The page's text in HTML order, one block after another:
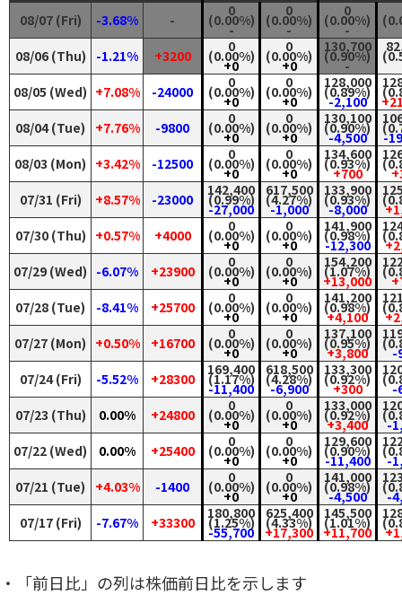
08/07 (Fri) -3.68% -
0
(0.00%)
-
0
(0.00%)
-
0
(0.00%)
-
08/06 (Thu)
-1.21% +3200
0
(0.00%)
+0
0
(0.00%)
+0
130,700
(0.90%)
-
08/05 (Wed) +7.08% -24000
0
(0.00%)
+0
0
(0.00%)
+0
128,000
(0.89%)
-2,100
08/04 (Tue)
+7.76% -9800
0
(0.00%)
+0
0
(0.00%)
+0
130,100
(0.90%)
-4,500
-
08/03 (Mon) +3.42% -12500
0
(0.00%)
+0
0
(0.00%)
+0
134,600
(0.93%)
+700
07/31 (Fri)
+8.57% -23000
142,400
(0.99%)
-27,000
617,500
(4.27%)
-1,000
133,900
(0.93%)
-8,000
07/30 (Thu) +0.57% +4000
0
(0.00%)
+0
0
(0.00%)
+0
141,900
(0.98%)
-12,300
07/29 (Wed) -6.07% +23900
0
(0.00%)
+0
0
(0.00%)
+0
154,200
(1.07%)
+13,000
07/28 (Tue)
-8.41% +25700
0
(0.00%)
+0
0
(0.00%)
+0
141,200
(0.98%)
+4,100
07/27 (Mon) +0.50% +16700
0
(0.00%)
+0
0
(0.00%)
+0
137,100
(0.95%)
+3,800
-
07/24 (Fri)
-5.52% +28300
169,400
(1.17%)
-11,400
618,500
(4.28%)
-6,900
133,300
(0.92%)
+300
-
07/23 (Thu)
0.00% +24800
0
(0.00%)
+0
0
(0.00%)
+0
133,000
(0.92%)
+3,400
-
07/22 (Wed)
0.00% +25400
0
(0.00%)
+0
0
(0.00%)
+0
129,600
(0.90%)
-11,400
-
07/21 (Tue)
+4.03% -1400
0
(0.00%)
+0
0
(0.00%)
+0
141,000
(0.98%)
-4,500
-
07/17 (Fri)
-7.67% +33300
180,800
(1.25%)
-55,700
625,400
(4.33%)
+17,300
145,500
(1.01%)
+11,700
・「前日比」の列は株価前日比を示します